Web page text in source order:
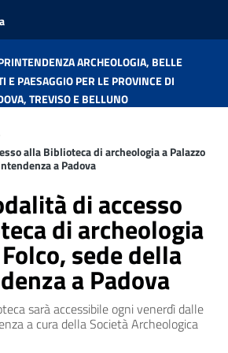
navigazione
ARCHEOLOGIA, BELLE
E PAESAGGIO PER LE PROVINCE DI
TREVISO E BELLUNO
alla Biblioteca di archeologia a Palazzo
a Padova
di accesso
di archeologia
sede della
a Padova
sarà accessibile ogni venerdì dalle
a cura della Società Archeologica